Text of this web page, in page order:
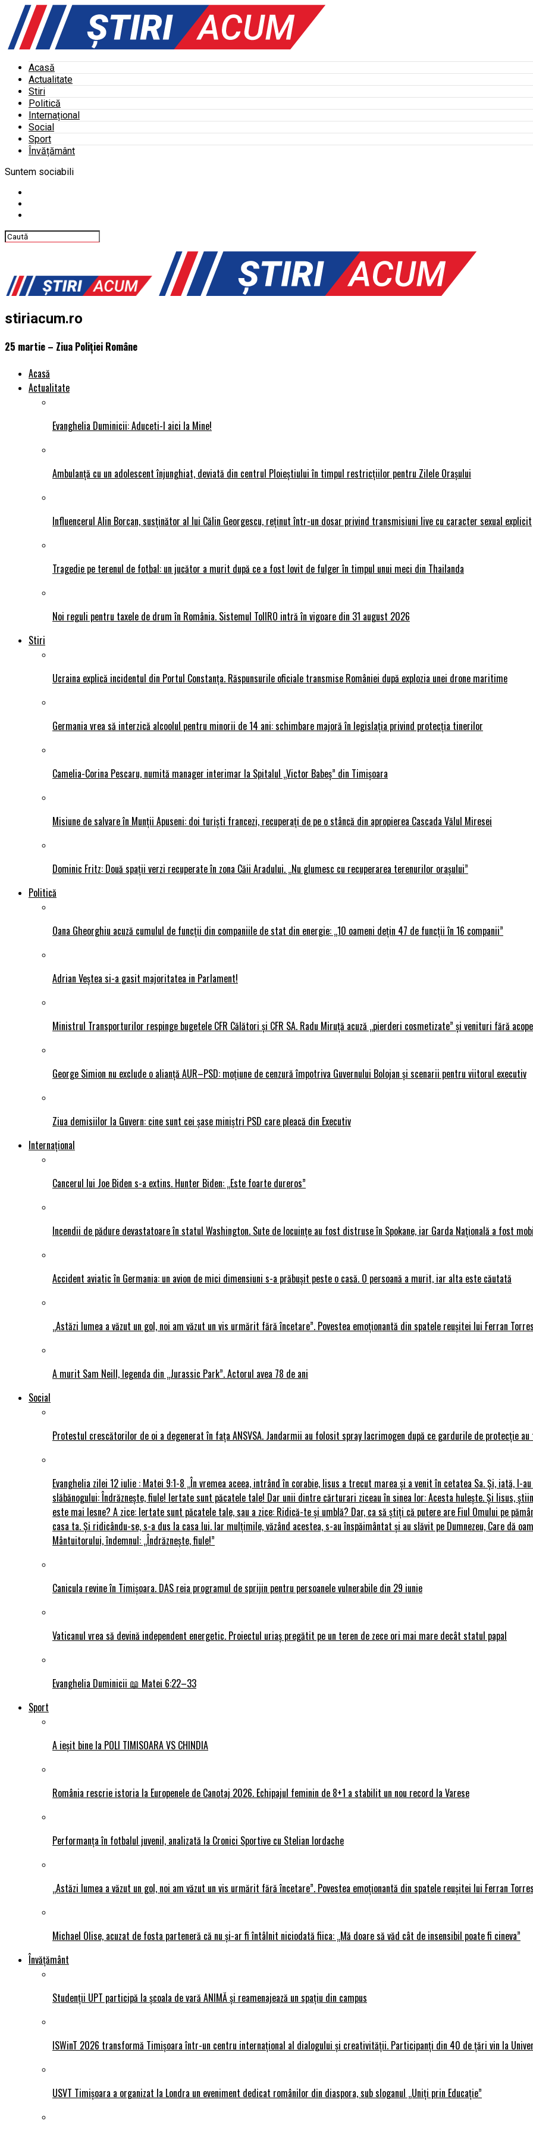
Acasă
Actualitate
Stiri
Politică
Internațional
Social
Sport
Învățământ
Suntem sociabili
stiriacum.ro
25 martie – Ziua Poliţiei Române
Acasă
Actualitate
Evanghelia Duminicii: Aduceti-l aici la Mine!
Ambulanță cu un adolescent înjunghiat, deviată din centrul Ploieștiului în timpul restricțiilor pentru Zilele Orașului
Influencerul Alin Borcan, susținător al lui Călin Georgescu, reținut într-un dosar privind transmisiuni live cu caracter sexual explicit
Tragedie pe terenul de fotbal: un jucător a murit după ce a fost lovit de fulger în timpul unui meci din Thailanda
Noi reguli pentru taxele de drum în România. Sistemul TollRO intră în vigoare din 31 august 2026
Stiri
Ucraina explică incidentul din Portul Constanța. Răspunsurile oficiale transmise României după explozia unei drone maritime
Germania vrea să interzică alcoolul pentru minorii de 14 ani: schimbare majoră în legislația privind protecția tinerilor
Camelia-Corina Pescaru, numită manager interimar la Spitalul „Victor Babeș” din Timișoara
Misiune de salvare în Munții Apuseni: doi turiști francezi, recuperați de pe o stâncă din apropierea Cascada Vălul Miresei
Dominic Fritz: Două spații verzi recuperate în zona Căii Aradului. „Nu glumesc cu recuperarea terenurilor orașului”
Politică
Oana Gheorghiu acuză cumulul de funcții din companiile de stat din energie: „10 oameni dețin 47 de funcții în 16 companii”
Adrian Veștea si-a gasit majoritatea in Parlament!
Ministrul Transporturilor respinge bugetele CFR Călători și CFR SA. Radu Miruță acuză „pierderi cosmetizate” și venituri fără
George Simion nu exclude o alianță AUR–PSD: moțiune de cenzură împotriva Guvernului Bolojan și scenarii pentru viitorul executiv
Ziua demisiilor la Guvern: cine sunt cei șase miniștri PSD care pleacă din Executiv
Internațional
Cancerul lui Joe Biden s-a extins. Hunter Biden: „Este foarte dureros”
Incendii de pădure devastatoare în statul Washington. Sute de locuințe au fost distruse în Spokane, iar Garda Națională a fost
Accident aviatic în Germania: un avion de mici dimensiuni s-a prăbușit peste o casă. O persoană a murit, iar alta este căutată
„Astăzi lumea a văzut un gol, noi am văzut un vis urmărit fără încetare”. Povestea emoționantă din spatele reușitei lui Ferran
A murit Sam Neill, legenda din „Jurassic Park”. Actorul avea 78 de ani
Social
Protestul crescătorilor de oi a degenerat în fața ANSVSA. Jandarmii au folosit spray lacrimogen după ce gardurile de protecție
Evanghelia zilei 12 iulie : Matei 9:1-8 „În vremea aceea, intrând în corabie, Iisus a trecut marea și a venit în cetatea Sa. Și, iată, I-
slăbănogului: Îndrăznește, fiule! Iertate sunt păcatele tale! Dar unii dintre cărturari ziceau în sinea lor: Acesta hulește. Și Iisus,
este mai lesne? A zice: Iertate sunt păcatele tale, sau a zice: Ridică-te și umblă? Dar, ca să știți că putere are Fiul Omului pe
casa ta. Și ridicându-se, s-a dus la casa lui. Iar mulțimile, văzând acestea, s-au înspăimântat și au slăvit pe Dumnezeu, Care dă
Mântuitorului, îndemnul: „Îndrăznește, fiule!”
Canicula revine în Timișoara. DAS reia programul de sprijin pentru persoanele vulnerabile din 29 iunie
Vaticanul vrea să devină independent energetic. Proiectul uriaș pregătit pe un teren de zece ori mai mare decât statul papal
Evanghelia Duminicii 📖 Matei 6:22–33
Sport
A ieșit bine la POLI TIMISOARA VS CHINDIA
România rescrie istoria la Europenele de Canotaj 2026. Echipajul feminin de 8+1 a stabilit un nou record la Varese
Performanța în fotbalul juvenil, analizată la Cronici Sportive cu Stelian Iordache
„Astăzi lumea a văzut un gol, noi am văzut un vis urmărit fără încetare”. Povestea emoționantă din spatele reușitei lui Ferran
Michael Olise, acuzat de fosta parteneră că nu și-ar fi întâlnit niciodată fiica: „Mă doare să văd cât de insensibil poate fi cineva”
Învățământ
Studenții UPT participă la școala de vară ANIMĂ și reamenajează un spațiu din campus
ISWinT 2026 transformă Timișoara într-un centru internațional al dialogului și creativității. Participanți din 40 de țări vin la
USVT Timișoara a organizat la Londra un eveniment dedicat românilor din diaspora, sub sloganul „Uniți prin Educație”